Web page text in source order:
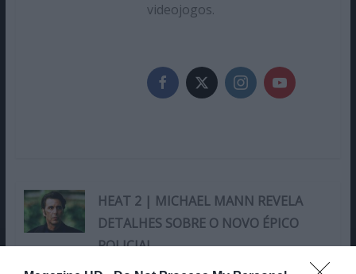
videojogos.
HEAT 2 | MICHAEL MANN REVELA
DETALHES SOBRE O NOVO ÉPICO
POLICIAL